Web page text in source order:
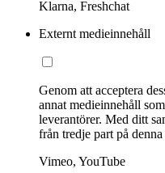
Klarna, Freshchat
Externt medieinnehåll
Genom att acceptera
annat medieinnehåll
leverantörer. Med ditt
från tredje part på
Vimeo, YouTube